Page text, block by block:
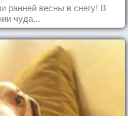
ранней весны в снегу! В
чуда...